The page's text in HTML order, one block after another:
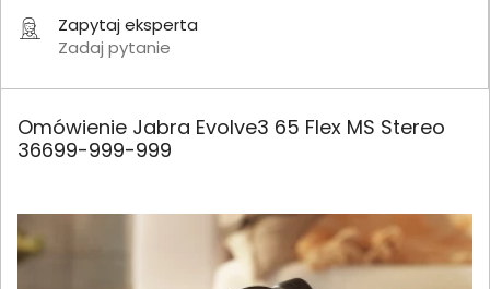
Zapytaj eksperta
Zadaj pytanie
Omówienie Jabra Evolve3 65 Flex MS Stereo
36699-999-999